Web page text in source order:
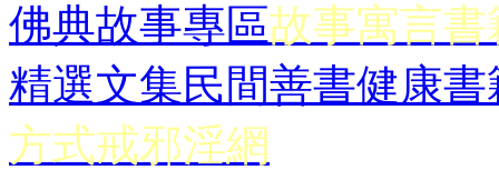
佛典故事專區故事寓言書
精選文集民間善書健康書
方式戒邪淫網